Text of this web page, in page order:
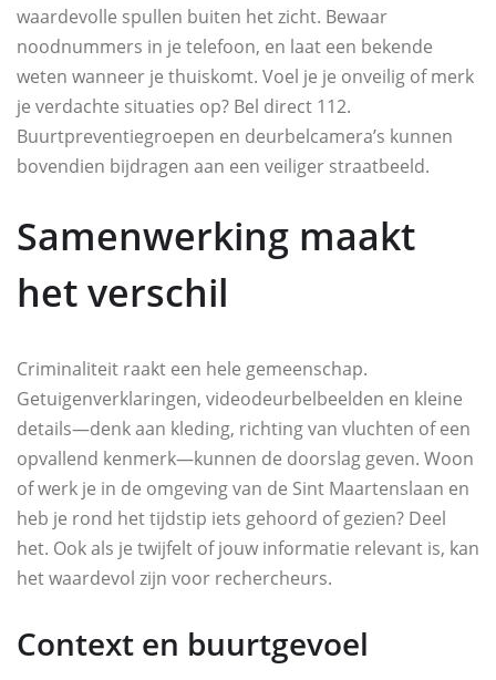
waardevolle spullen buiten het zicht. Bewaar
noodnummers in je telefoon, en laat een bekende
weten wanneer je thuiskomt. Voel je je onveilig of merk
je verdachte situaties op? Bel direct 112.
Buurtpreventiegroepen en deurbelcamera’s kunnen
bovendien bijdragen aan een veiliger straatbeeld.
Samenwerking maakt
het verschil
Criminaliteit raakt een hele gemeenschap.
Getuigenverklaringen, videodeurbelbeelden en kleine
details—denk aan kleding, richting van vluchten of een
opvallend kenmerk—kunnen de doorslag geven. Woon
of werk je in de omgeving van de Sint Maartenslaan en
heb je rond het tijdstip iets gehoord of gezien? Deel
het. Ook als je twijfelt of jouw informatie relevant is, kan
het waardevol zijn voor rechercheurs.
Context en buurtgevoel